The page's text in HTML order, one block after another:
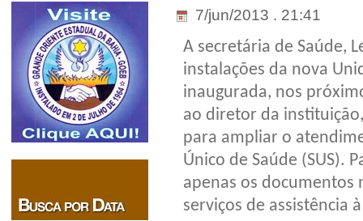
7/jun/2013 . 21:41
A secretária de Saúde,
instalações da nova
inaugurada, nos
ao diretor da
para ampliar o
Único de Saúde (SUS).
apenas os documentos
serviços de assistência